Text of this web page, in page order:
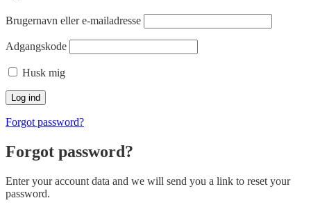
Brugernavn eller e-mailadresse
Adgangskode
Husk mig
Forgot password?
Forgot password?
Enter your account data and we will send you a link to reset your
password.